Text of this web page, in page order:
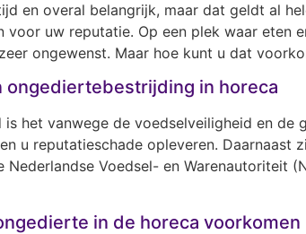
en overal belangrijk, maar dat geldt al
voor uw reputatie. Op een plek waar eten
ongewenst. Maar hoe kunt u dat
ongediertebestrijding in horeca
is het vanwege de voedselveiligheid en
u reputatieschade opleveren.
Nederlandse Voedsel- en Warenautoriteit
in de horeca voorkomen